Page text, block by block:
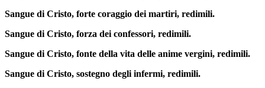
Sangue di Cristo, forte coraggio dei martiri, redimili.
Sangue di Cristo, forza dei confessori, redimili.
Sangue di Cristo, fonte della vita delle anime vergini, redimili.
Sangue di Cristo, sostegno degli infermi, redimili.